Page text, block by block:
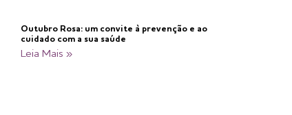
Outubro Rosa: um convite à prevenção e ao
cuidado com a sua saúde
Leia Mais »